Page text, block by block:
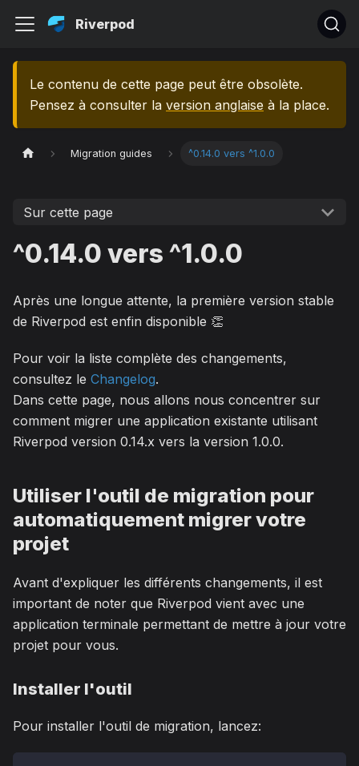
Riverpod
Le contenu de cette page peut être obsolète.
Pensez à consulter la version anglaise à la place.
Migration guides ^0.14.0 vers ^1.0.0
Sur cette page
^0.14.0 vers ^1.0.0
Après une longue attente, la première version stable
de Riverpod est enfin disponible 👏
Pour voir la liste complète des changements,
consultez le Changelog.
Dans cette page, nous allons nous concentrer sur
comment migrer une application existante utilisant
Riverpod version 0.14.x vers la version 1.0.0.
Utiliser l'outil de migration pour
automatiquement migrer votre
projet
Avant d'expliquer les différents changements, il est
important de noter que Riverpod vient avec une
application terminale permettant de mettre à jour votre
projet pour vous.
Installer l'outil
Pour installer l'outil de migration, lancez: